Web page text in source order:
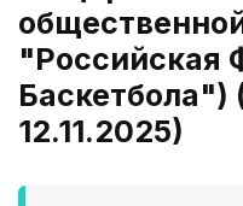
"Российская
Баскетбола")
12.11.2025)